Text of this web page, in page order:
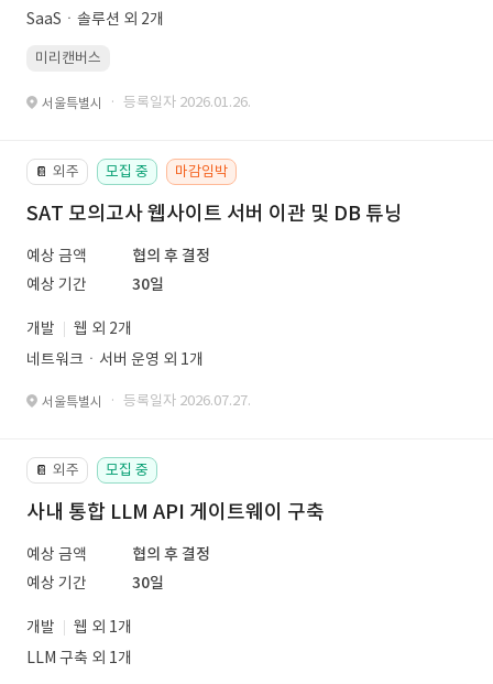
SaaSㆍ솔루션 외 2개
미리캔버스
서울특별시 · 등록일자 2026.01.26.
📔 외주 모집 중 마감임박
SAT 모의고사 웹사이트 서버 이관 및 DB 튜닝
예상 금액
협의 후 결정
예상 기간
30일
개발
웹 외 2개
네트워크ㆍ서버 운영 외 1개
서울특별시 · 등록일자 2026.07.27.
📔 외주 모집 중
사내 통합 LLM API 게이트웨이 구축
예상 금액
협의 후 결정
예상 기간
30일
개발
웹 외 1개
LLM 구축 외 1개